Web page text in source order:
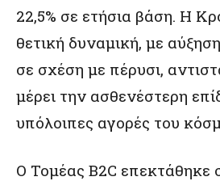
22,5% σε ετήσια βάση. Η
θετική δυναμική, με
σε σχέση με πέρυσι,
μέρει την ασθενέστερη
υπόλοιπες αγορές του
Ο Τομέας B2C επεκτάθηκε